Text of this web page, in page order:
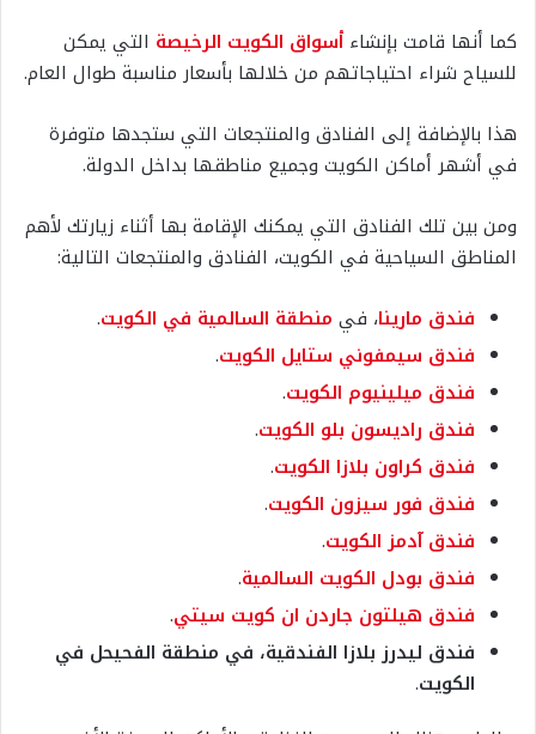
كما أنها قامت بإنشاء أسواق الكويت الرخيصة التي يمكن
للسياح شراء احتياجاتهم من خلالها بأسعار مناسبة طوال العام.
هذا بالإضافة إلى الفنادق والمنتجعات التي ستجدها متوفرة
في أشهر أماكن الكويت وجميع مناطقها بداخل الدولة.
ومن بين تلك الفنادق التي يمكنك الإقامة بها أثناء زيارتك لأهم
المناطق السياحية في الكويت، الفنادق والمنتجعات التالية:
فندق مارينا، في منطقة السالمية في الكويت.
فندق سيمفوني ستايل الكويت.
فندق ميلينيوم الكويت.
فندق راديسون بلو الكويت.
فندق كراون بلازا الكويت.
فندق فور سيزون الكويت.
فندق آدمز الكويت.
فندق بودل الكويت السالمية.
فندق هيلتون جاردن ان كويت سيتي.
فندق ليدرز بلازا الفندقية، في منطقة الفحيحل في
الكويت.